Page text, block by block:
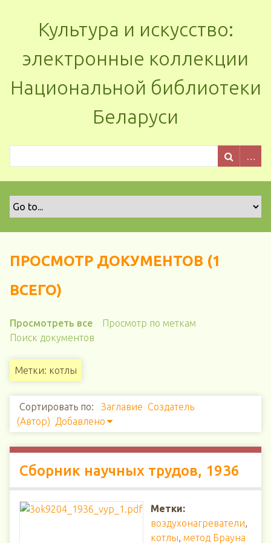
Культура и искусство:
электронные коллекции
Национальной библиотеки
Беларуси
ПРОСМОТР ДОКУМЕНТОВ (1
ВСЕГО)
Просмотреть все
Просмотр по меткам
Поиск документов
Метки: котлы
Сортировать по: Заглавие Создатель
(Автор)
Добавлено
Сборник научных трудов, 1936
Метки:
воздухонагреватели,
котлы, метод Брауна